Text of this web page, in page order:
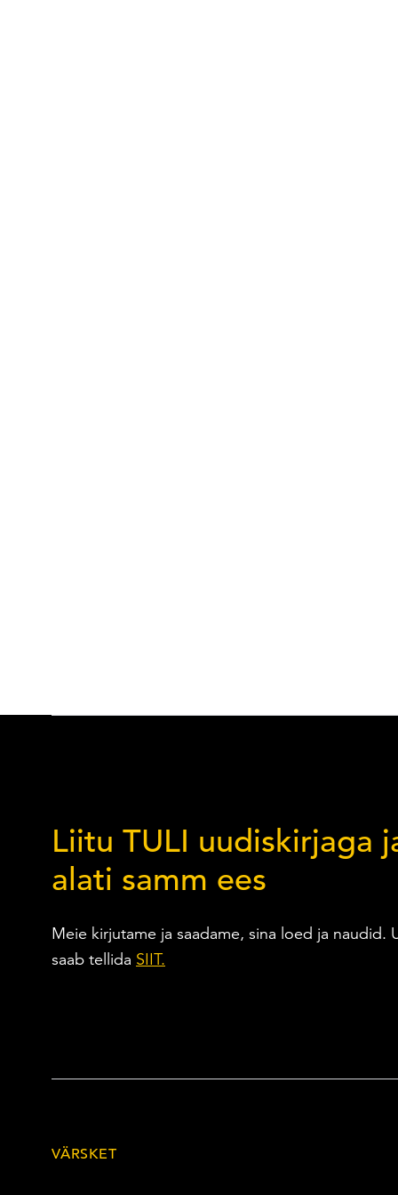
Liitu TULI uudiskirjaga
alati samm ees
Meie kirjutame ja saadame, sina loed ja naudid.
saab tellida SIIT.
VÄRSKET